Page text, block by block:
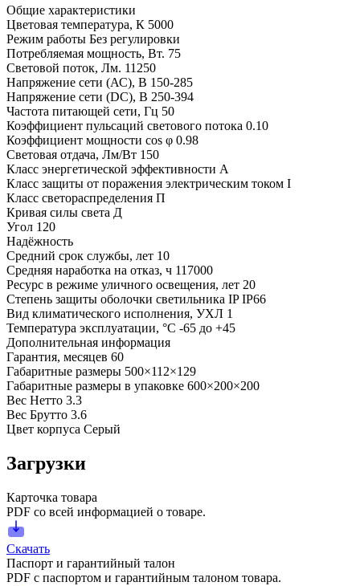
Общие характеристики
Цветовая температура, К 5000
Режим работы Без регулировки
Потребляемая мощность, Вт. 75
Световой поток, Лм. 11250
Напряжение сети (АС), В 150-285
Напряжение сети (DC), В 250-394
Частота питающей сети, Гц 50
Коэффициент пульсаций светового потока 0.10
Коэффициент мощности cos φ 0.98
Световая отдача, Лм/Вт 150
Класс энергетической эффективности A
Класс защиты от поражения электрическим током I
Класс светораспределения П
Кривая силы света Д
Угол 120
Надёжность
Средний срок службы, лет 10
Средняя наработка на отказ, ч 117000
Ресурс в режиме уличного освещения, лет 20
Степень защиты оболочки светильника IP IP66
Вид климатического исполнения, УХЛ 1
Температура эксплуатации, °С -65 до +45
Дополнительная информация
Гарантия, месяцев 60
Габаритные размеры 500×112×129
Габаритные размеры в упаковке 600×200×200
Вес Нетто 3.3
Вес Брутто 3.6
Цвет корпуса Серый
Загрузки
Карточка товара
PDF со всей информацией о товаре.
Скачать
Паспорт и гарантийный талон
PDF с паспортом и гарантийным талоном товара.